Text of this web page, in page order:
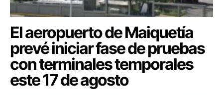
El aeropuerto de Maiquetía
prevé iniciar fase de pruebas
con terminales temporales
este 17 de agosto